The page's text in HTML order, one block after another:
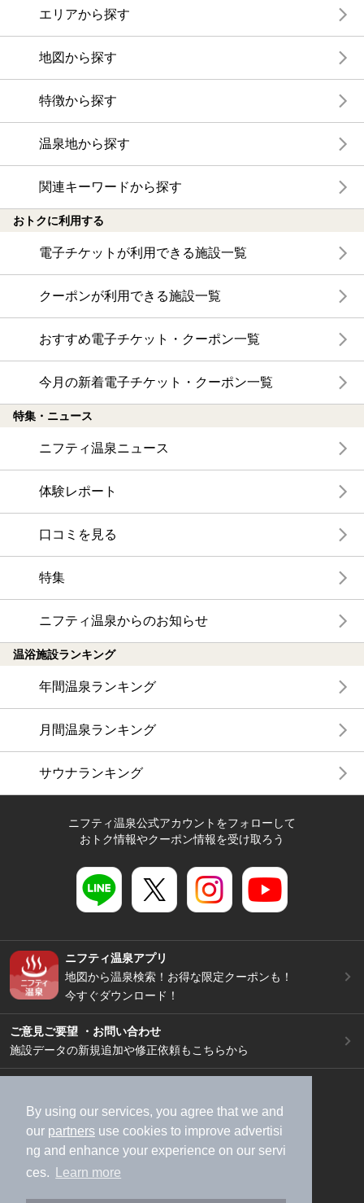
By using our services, you agree that we and
our partners use cookies to improve advertisi
ng and enhance your experience on our servi
ces.
Learn more
エリアから探す
地図から探す
特徴から探す
温泉地から探す
関連キーワードから探す
おトクに利用する
電子チケットが利用できる施設一覧
クーポンが利用できる施設一覧
おすすめ電子チケット・クーポン一覧
今月の新着電子チケット・クーポン一覧
特集・ニュース
ニフティ温泉ニュース
体験レポート
口コミを見る
特集
ニフティ温泉からのお知らせ
温浴施設ランキング
年間温泉ランキング
月間温泉ランキング
サウナランキング
ニフティ温泉公式アカウントをフォローして
おトク情報やクーポン情報を受け取ろう
ニフティ温泉アプリ
地図から温泉検索！お得な限定クーポンも！
今すぐダウンロード！
ご意見ご要望 ・お問い合わせ
施設データの新規追加や修正依頼もこちらから
加盟店募集（資料請求）
広告出稿のご案内
利用規約
ライフスタイルMEMBERS+規約
特定商取引法に基づく表記
ヘルプ
採用情報
運営会社